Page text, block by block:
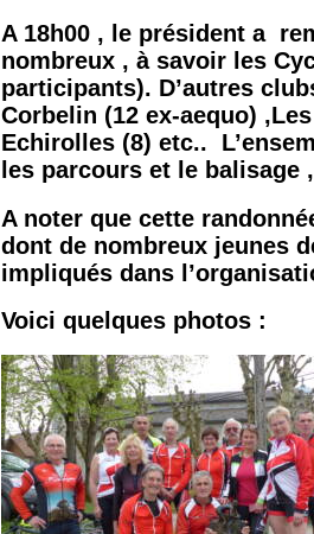
A 18h00 , le président a
nombreux , à savoir les
participants). D’autres
Corbelin (12 ex-aequo)
Echirolles (8) etc..
les parcours et le balisage
A noter que cette
dont de nombreux jeunes
impliqués dans
Voici quelques photos :